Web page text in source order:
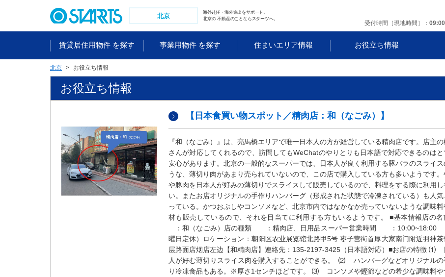
移
北京
海外赴任・海外進出をサポート。
北京の 不動産のことならスターツへ。
受付時間［現地時間］
賃貸居住用物件 を探す 事業用物件 を探す 住まいエリア情報 お役立ち情報
北京 お役立ち情報
お役立ち情報
【日本食買い物スポット／精肉店：和（なごみ）】
『和（なごみ）』は、亮馬橋エリアで唯一日本人の方が経営している精肉店です。店主の
さんが対応してくれるので、訪問してもWeChatのやりとりも日本語で対応できるのはと
安心があります。北京の一般的なスーパーでは、日本人が良く利用する豚バラのスライス
うな、薄切り肉があまり売られていないので、この店で購入している方も多いようです。
や豚肉を日本人が好みの薄切りでスライスして販売しているので、料理をする際に利用し
い。またお店オリジナルの手作りハンバーグ（形成された状態で冷凍されている）も人気
っている。かつおぶしやコンソメなど、北京市内ではなかなか売っていないような調味料
材も販売しているので、それを目当てに利用する方もいるようです。 ■基本情報店の
：和（なごみ）店の種類 ：精肉店、日用品スーパー営業時間 ：10:00~18:00
曜日定休）ロケーション：朝阳区农业展览馆北路甲5号 枣子营街首厚大家南门附近羽神茶
层路面店烟店左边【和精肉店】連絡先：135-2197-3425（日本語対応）■お店の特徴 ⑴
人が好む薄切りスライス肉を購入することができる。 ⑵ ハンバーグなどオリジナルの
り冷凍食品もある。※厚さ1センチほどです。 ⑶ コンソメや鰹節などの希少な調味料や